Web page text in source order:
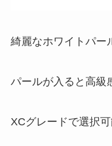
綺麗なホワイトパー
パールが入ると高級
XCグレードで選択可